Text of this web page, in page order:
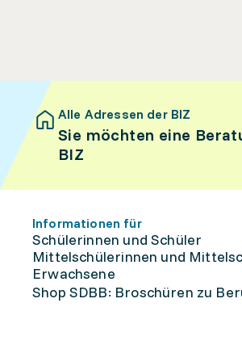
Alle Adressen der BIZ
Sie möchten eine
BIZ
Informationen für
Schülerinnen und Schüler
Mittelschülerinnen und
Erwachsene
Shop SDBB: Broschüren zu